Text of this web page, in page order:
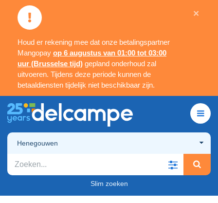
Houd er rekening mee dat onze betalingspartner
Mangopay op 6 augustus van 01:00 tot 03:00
uur (Brusselse tijd) gepland onderhoud zal
uitvoeren. Tijdens deze periode kunnen de
betaaldiensten tijdelijk niet beschikbaar zijn.
×
Henegouwen
Slim zoeken